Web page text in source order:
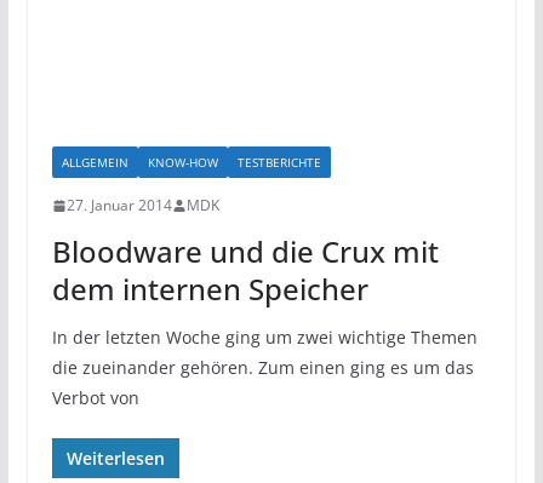
ALLGEMEIN KNOW-HOW TESTBERICHTE
27. Januar 2014 MDK
Bloodware und die Crux mit
dem internen Speicher
In der letzten Woche ging um zwei wichtige Themen
die zueinander gehören. Zum einen ging es um das
Verbot von
Weiterlesen